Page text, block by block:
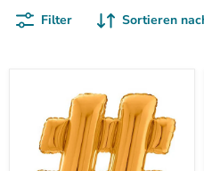
Filter Sortieren
Folienballon
26"/66cm
Gold